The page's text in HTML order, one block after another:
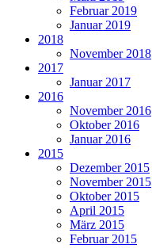
Februar 2019
Januar 2019
2018
November 2018
2017
Januar 2017
2016
November 2016
Oktober 2016
Januar 2016
2015
Dezember 2015
November 2015
Oktober 2015
April 2015
März 2015
Februar 2015